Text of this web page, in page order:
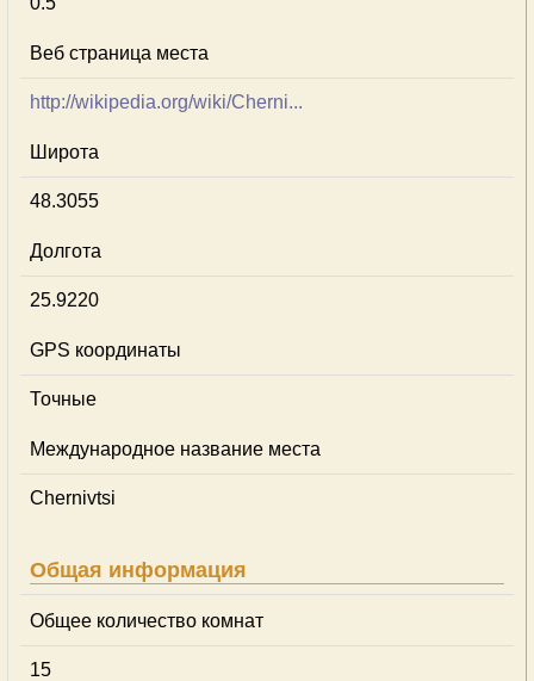
Веб страница места
http://wikipedia.org/wiki/Cherni...
Широта
48.3055
Долгота
25.9220
GPS координаты
Точные
Международное название места
Chernivtsi
Общая информация
Общее количество комнат
15